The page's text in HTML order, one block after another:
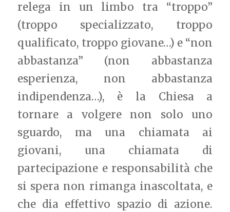
relega in un limbo tra “troppo”
(troppo specializzato, troppo
qualificato, troppo giovane…) e “non
abbastanza” (non abbastanza
esperienza, non abbastanza
indipendenza…), è la Chiesa a
tornare a volgere non solo uno
sguardo, ma una chiamata ai
giovani, una chiamata di
partecipazione e responsabilità che
si spera non rimanga inascoltata, e
che dia effettivo spazio di azione.